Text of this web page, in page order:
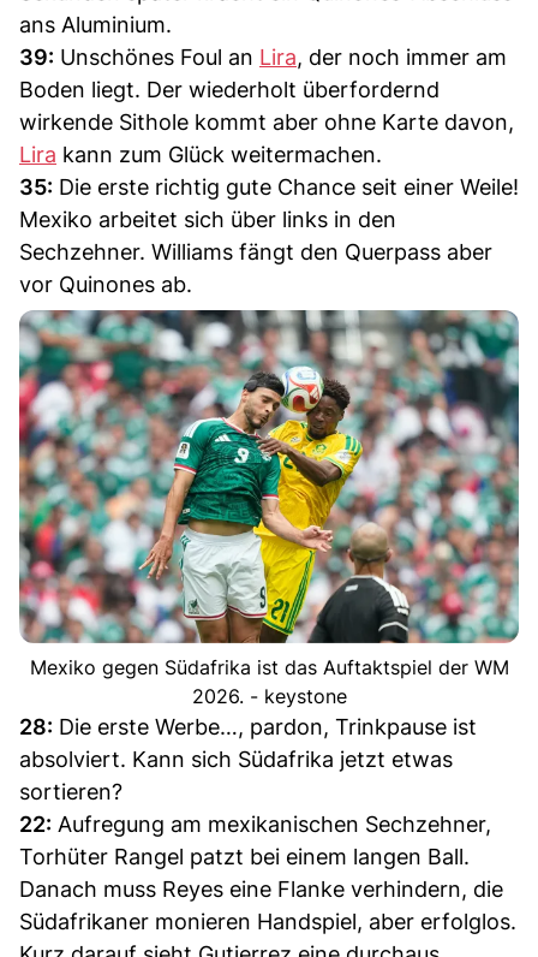
ans Aluminium.
39: Unschönes Foul an Lira, der noch immer am
Boden liegt. Der wiederholt überfordernd
wirkende Sithole kommt aber ohne Karte davon,
Lira kann zum Glück weitermachen.
35: Die erste richtig gute Chance seit einer Weile!
Mexiko arbeitet sich über links in den
Sechzehner. Williams fängt den Querpass aber
vor Quinones ab.
Mexiko gegen Südafrika ist das Auftaktspiel der WM
2026. - keystone
28: Die erste Werbe…, pardon, Trinkpause ist
absolviert. Kann sich Südafrika jetzt etwas
sortieren?
22: Aufregung am mexikanischen Sechzehner,
Torhüter Rangel patzt bei einem langen Ball.
Danach muss Reyes eine Flanke verhindern, die
Südafrikaner monieren Handspiel, aber erfolglos.